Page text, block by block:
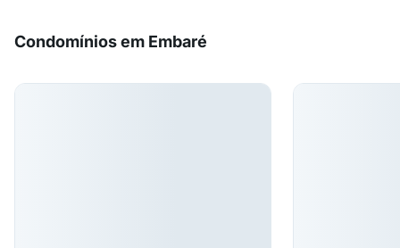
Condomínios em Embaré